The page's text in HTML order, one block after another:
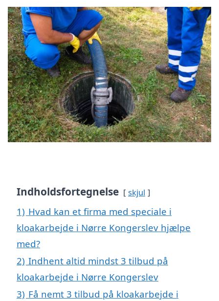
Indholdsfortegnelse skjul
1) Hvad kan et firma med speciale i
kloakarbejde i Nørre Kongerslev hjælpe
med?
2) Indhent altid mindst 3 tilbud på
kloakarbejde i Nørre Kongerslev
3) Få nemt 3 tilbud på kloakarbejde i